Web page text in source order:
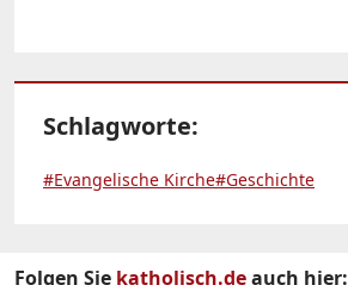
Schlagworte:
#Evangelische Kirche#Geschichte
Folgen Sie katholisch.deauch hier: